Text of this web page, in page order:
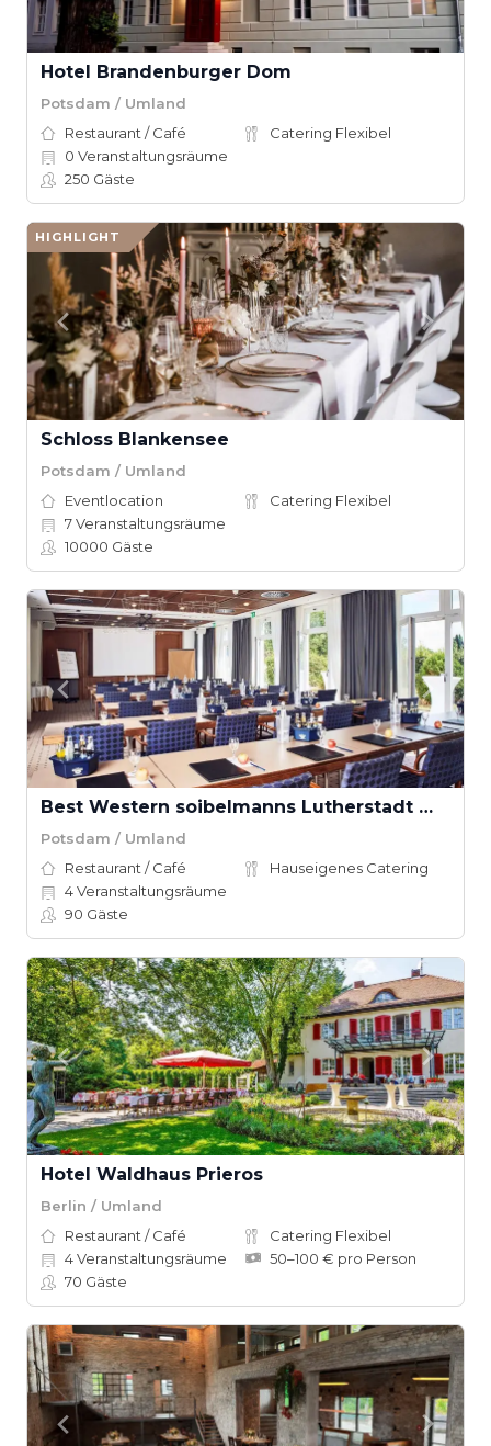
Hotel Brandenburger Dom
Potsdam / Umland
Restaurant / Café
Catering Flexibel
0 Veranstaltungsräume
250 Gäste
HIGHLIGHT
Schloss Blankensee
Potsdam / Umland
Eventlocation
Catering Flexibel
7Veranstaltungsräume
10000 Gäste
Best Western soibelmanns Lutherstadt Wittenberg
Potsdam / Umland
Restaurant / Café
Hauseigenes Catering
4Veranstaltungsräume
90 Gäste
Hotel Waldhaus Prieros
Berlin / Umland
Restaurant / Café
Catering Flexibel
4Veranstaltungsräume
50–100 € pro Person
70 Gäste